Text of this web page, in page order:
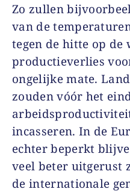
Zo zullen
van de
tegen de hitte op
productieverlies
ongelijke mate.
zouden vóór het
incasseren. In de
echter beperkt
veel beter uitgerust
de internationale